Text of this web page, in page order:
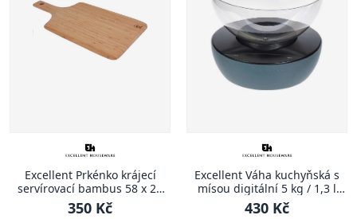
Excellent Prkénko krájecí
servírovací bambus 58 x 28
cm
350 Kč
Excellent Váha kuchyňská s
mísou digitální 5 kg / 1,3 l
zelená
430 Kč